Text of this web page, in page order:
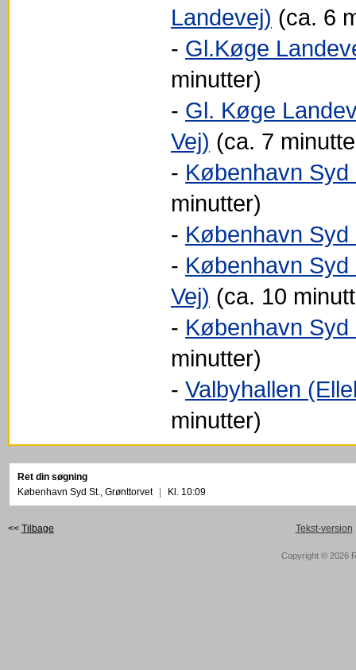
Landevej) (ca. 6
- Gl.Køge
minutter)
- Gl. Køge
Vej) (ca. 7
- København
minutter)
- København Syd
- København
Vej) (ca. 10
- København
minutter)
- Valbyhallen
minutter)
Ret din søgning
København Syd St., Grønttorvet
Kl. 10:09
<< Tilbage Tekst-version
Copyright © 2026